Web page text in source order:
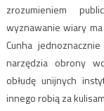
zrozumieniem
wyznawanie wiary
Cunha
narzędzia obrony
obłudę unijnych
innego robią za